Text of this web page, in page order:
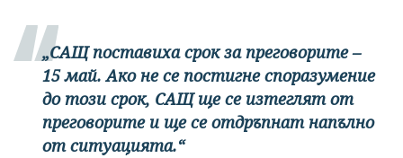
„САЩ поставиха срок за преговорите –
15 май. Ако не се постигне споразумение
до този срок, САЩ ще се изтеглят от
преговорите и ще се отдръпнат напълно
от ситуацията.“